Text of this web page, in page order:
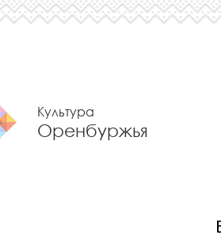
Культура
Оренбуржья